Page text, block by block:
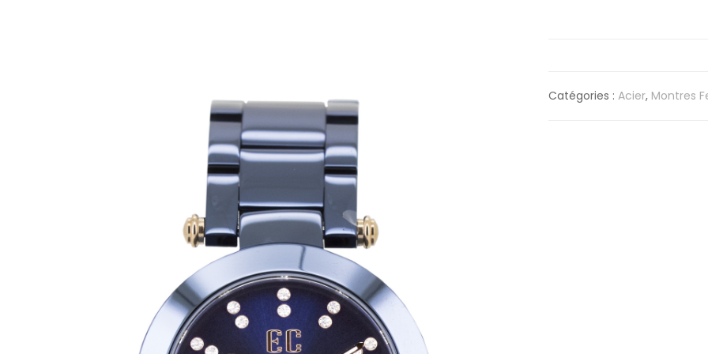
Catégories :Acier, Montres